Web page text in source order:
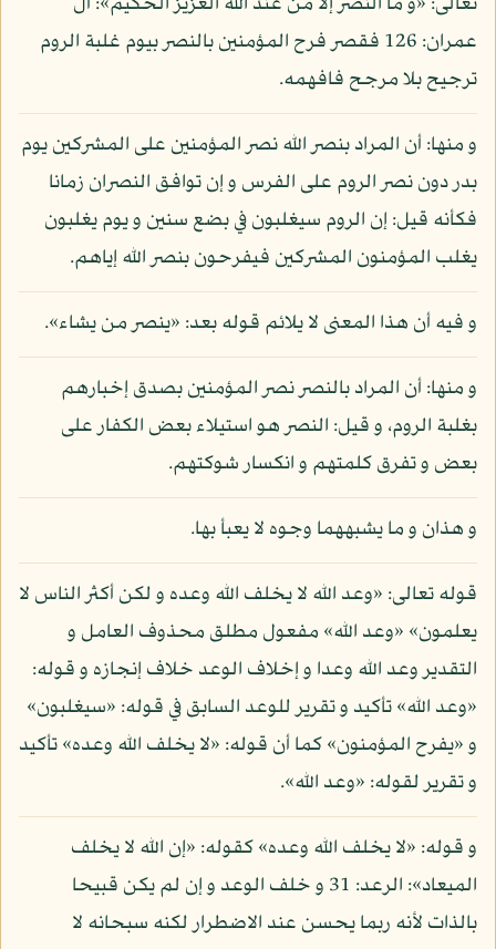
عمران: 126 فقصر فرح المؤمنين بالنصر بيوم غلبة الروم
ترجيح بلا مرجح فافهمه.
و منها: أن المراد بنصر الله نصر المؤمنين على المشركين يوم
بدر دون نصر الروم على الفرس و إن توافق النصران زمانا
فكأنه قيل: إن الروم سيغلبون في بضع سنين و يوم يغلبون
يغلب المؤمنون المشركين فيفرحون بنصر الله إياهم.
و فيه أن هذا المعنى لا يلائم قوله بعد: «ينصر من يشاء».
و منها: أن المراد بالنصر نصر المؤمنين بصدق إخبارهم
بغلبة الروم، و قيل: النصر هو استيلاء بعض الكفار على
بعض و تفرق كلمتهم و انكسار شوكتهم.
و هذان و ما يشبههما وجوه لا يعبأ بها.
قوله تعالى: «وعد الله لا يخلف الله وعده و لكن أكثر الناس لا
يعلمون» «وعد الله» مفعول مطلق محذوف العامل و
التقدير وعد الله وعدا و إخلاف الوعد خلاف إنجازه و قوله:
«وعد الله» تأكيد و تقرير للوعد السابق في قوله: «سيغلبون»
و «يفرح المؤمنون» كما أن قوله: «لا يخلف الله وعده» تأكيد
و تقرير لقوله: «وعد الله».
و قوله: «لا يخلف الله وعده» كقوله: «إن الله لا يخلف
الميعاد»: الرعد: 31 و خلف الوعد و إن لم يكن قبيحا
بالذات لأنه ربما يحسن عند الاضطرار لكنه سبحانه لا